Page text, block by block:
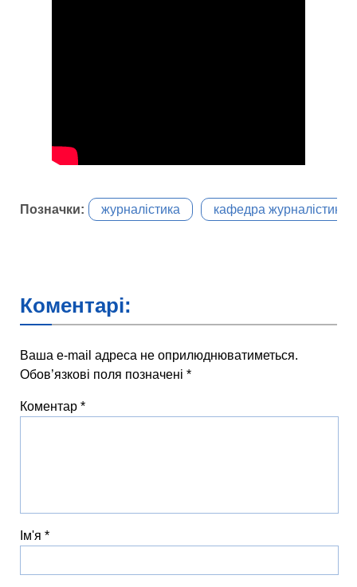
Позначки: журналістика кафедра журналістики
Коментарі:
Ваша e-mail адреса не оприлюднюватиметься.
Обов’язкові поля позначені *
Коментар *
Ім'я *